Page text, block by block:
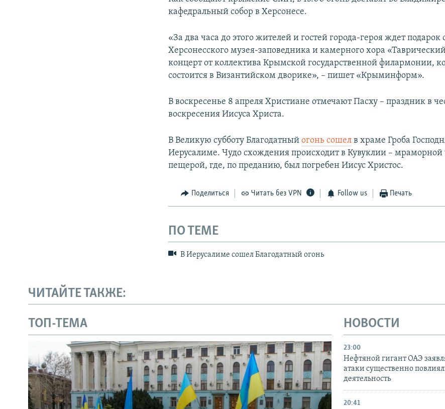
кафедральный собор в Херсонесе.
«За два часа до этого жителей и гостей города-героя ждет подарок
Херсонесского музея-заповедника и камерного хора «Таврический
концерт от коллектива Крымской государственной филармонии,
состоится в Византийском дворике», – пишет «Крыминформ».
В воскресенье 8 апреля Христиане отмечают Пасху – праздник в
воскресения Иисуса Христа.
В Великую субботу Благодатныйогонь сошел в храме Гроба
Иерусалиме. Чудо схождения происходит в Кувуклии – мраморной
пещерой, где, по преданию, был погребен Иисус Христос.
Поделиться Читать без VPN Follow us Печать
ПО ТЕМЕ
В Иерусалиме сошел Благодатный огонь
ЧИТАЙТЕ ТАКЖЕ:
ТОП-ТЕМА НОВОСТИ
23:00
Нефтяной гигант ОАЭ
атаки существенно
деятельность
20:41